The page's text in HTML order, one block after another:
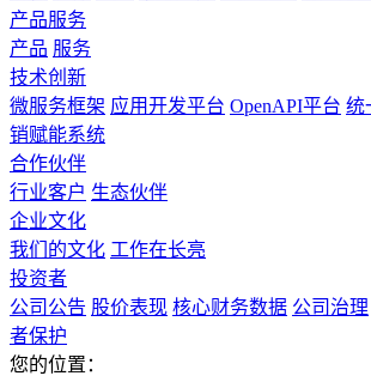
产品服务
产品 服务
技术创新
微服务框架 应用开发平台 OpenAPI平台 统
销赋能系统
合作伙伴
行业客户 生态伙伴
企业文化
我们的文化 工作在长亮
投资者
公司公告 股价表现 核心财务数据 公司治理
者保护
您的位置：